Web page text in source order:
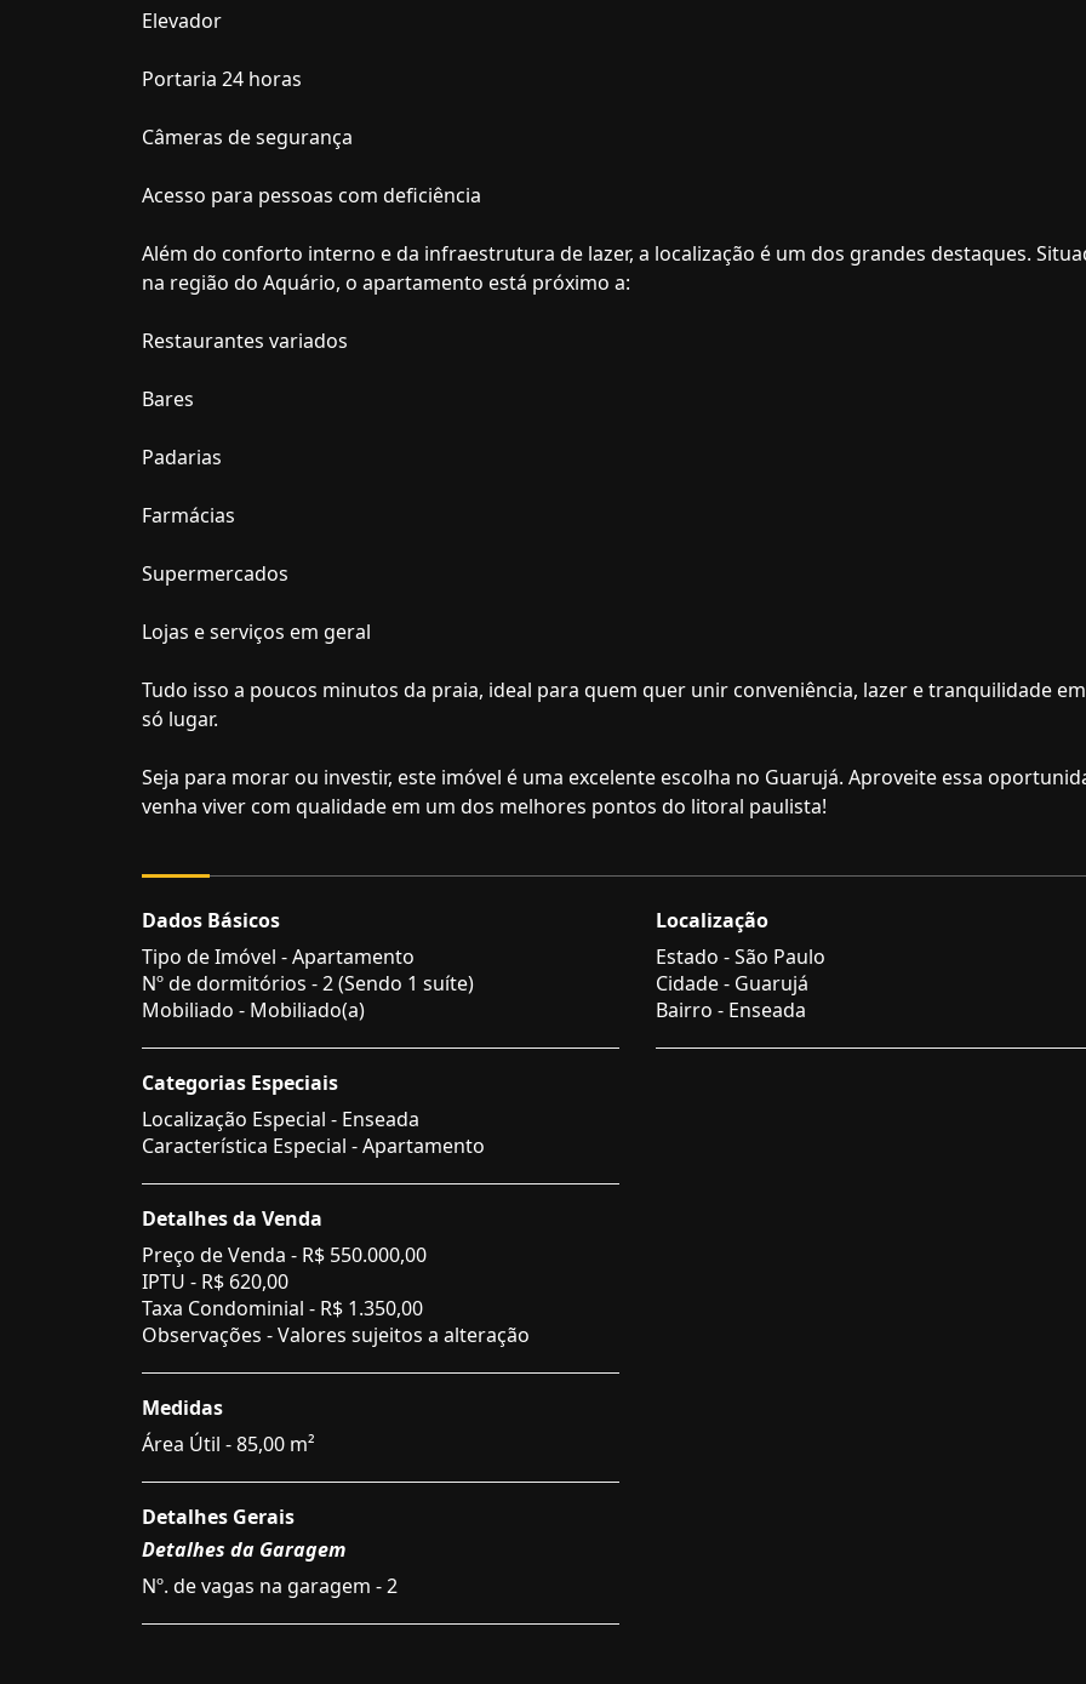
Elevador
Portaria 24 horas
Câmeras de segurança
Acesso para pessoas com deficiência
Além do conforto interno e da infraestrutura de lazer, a localização é um dos grandes destaques.
na região do Aquário, o apartamento está próximo a:
Restaurantes variados
Bares
Padarias
Farmácias
Supermercados
Lojas e serviços em geral
Tudo isso a poucos minutos da praia, ideal para quem quer unir conveniência, lazer e tranquilidade
só lugar.
Seja para morar ou investir, este imóvel é uma excelente escolha no Guarujá. Aproveite essa
venha viver com qualidade em um dos melhores pontos do litoral paulista!
Dados Básicos
Tipo de Imóvel - Apartamento
Nº de dormitórios - 2 (Sendo 1 suíte)
Mobiliado - Mobiliado(a)
Categorias Especiais
Localização Especial - Enseada
Característica Especial - Apartamento
Detalhes da Venda
Preço de Venda - R$ 550.000,00
IPTU - R$ 620,00
Taxa Condominial - R$ 1.350,00
Observações - Valores sujeitos a alteração
Medidas
Área Útil - 85,00 m²
Detalhes Gerais
Detalhes da Garagem
Nº. de vagas na garagem - 2
Localização
Estado -São Paulo
Cidade - Guarujá
Bairro - Enseada